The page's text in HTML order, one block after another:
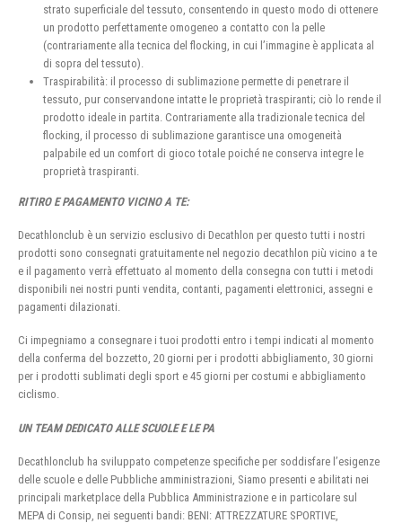
strato superficiale del tessuto, consentendo in questo modo di ottenere
un prodotto perfettamente omogeneo a contatto con la pelle
(contrariamente alla tecnica del flocking, in cui l’immagine è applicata al
di sopra del tessuto).
Traspirabilità: il processo di sublimazione permette di penetrare il
tessuto, pur conservandone intatte le proprietà traspiranti; ciò lo rende il
prodotto ideale in partita. Contrariamente alla tradizionale tecnica del
flocking, il processo di sublimazione garantisce una omogeneità
palpabile ed un comfort di gioco totale poiché ne conserva integre le
proprietà traspiranti.
RITIRO E PAGAMENTO VICINO A TE:
Decathlonclub è un servizio esclusivo di Decathlon per questo tutti i nostri
prodotti sono consegnati gratuitamente nel negozio decathlon più vicino a te
e il pagamento verrà effettuato al momento della consegna con tutti i metodi
disponibili nei nostri punti vendita, contanti, pagamenti elettronici, assegni e
pagamenti dilazionati.
Ci impegniamo a consegnare i tuoi prodotti entro i tempi indicati al momento
della conferma del bozzetto, 20 giorni per i prodotti abbigliamento, 30 giorni
per i prodotti sublimati degli sport e 45 giorni per costumi e abbigliamento
ciclismo.
UN TEAM DEDICATO ALLE SCUOLE E LE PA
Decathlonclub ha sviluppato competenze specifiche per soddisfare l’esigenze
delle scuole e delle Pubbliche amministrazioni, Siamo presenti e abilitati nei
principali marketplace della Pubblica Amministrazione e in particolare sul
MEPA di Consip, nei seguenti bandi: BENI: ATTREZZATURE SPORTIVE,